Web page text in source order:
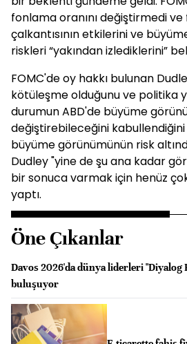
fonlama oranını değiştirmedi
çalkantısının etkilerini ve
riskleri “yakından izlediklerini”
FOMC'de oy hakkı bulunan
kötüleşme olduğunu ve politika
durumun ABD'de büyüme
değiştirebileceğini
büyüme görünümünün risk
Dudley "yine de şu ana kadar
bir sonuca varmak için henüz
yaptı.
Öne Çıkanlar
Davos 2026'da dünya liderleri "Diyalog
buluşuyor